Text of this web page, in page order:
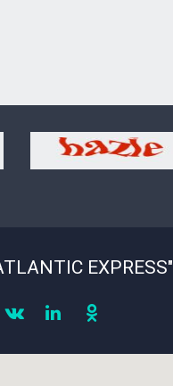
Security
EXPRESS"